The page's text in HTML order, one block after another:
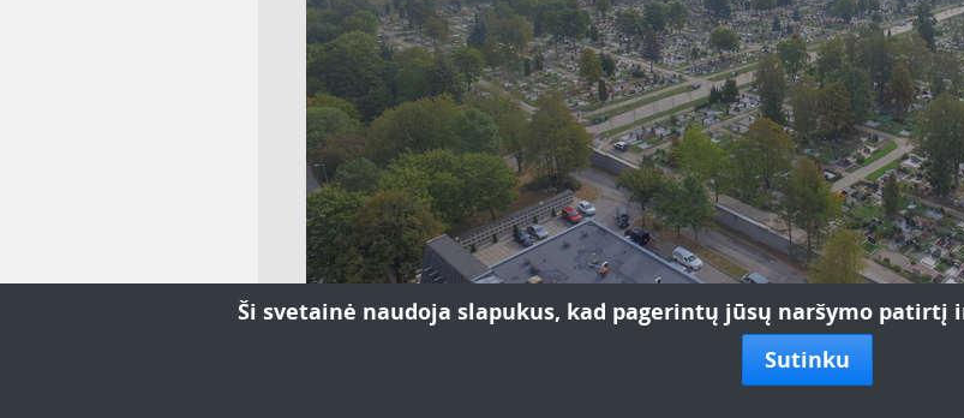
Ši svetainė naudoja slapukus, kad pagerintų jūsų naršymo
Sutinku